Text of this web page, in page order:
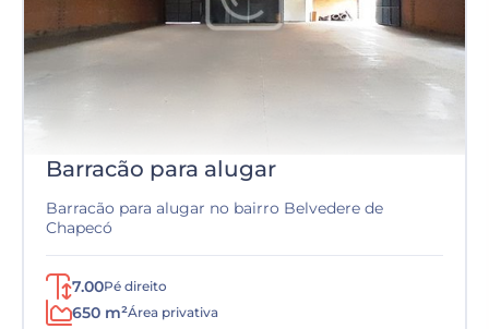
Barracão para alugar
Barracão para alugar no bairro Belvedere de
Chapecó
7.00Pé direito
650 m²Área privativa